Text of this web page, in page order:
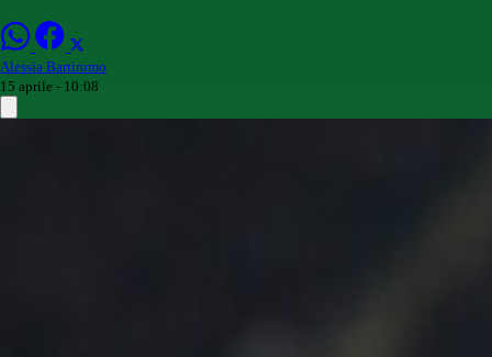
Alessia Bartiromo
15 aprile - 10:08